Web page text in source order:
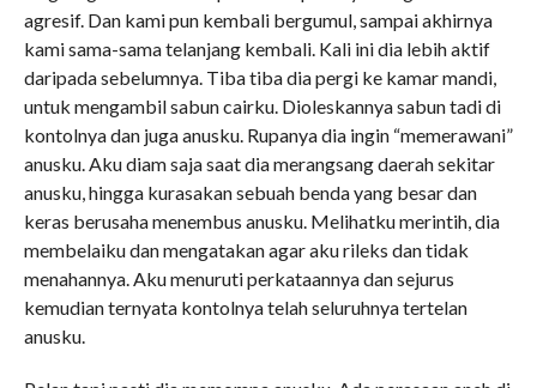
agresif. Dan kami pun kembali bergumul, sampai akhirnya
kami sama-sama telanjang kembali. Kali ini dia lebih aktif
daripada sebelumnya. Tiba tiba dia pergi ke kamar mandi,
untuk mengambil sabun cairku. Dioleskannya sabun tadi di
kontolnya dan juga anusku. Rupanya dia ingin “memerawani”
anusku. Aku diam saja saat dia merangsang daerah sekitar
anusku, hingga kurasakan sebuah benda yang besar dan
keras berusaha menembus anusku. Melihatku merintih, dia
membelaiku dan mengatakan agar aku rileks dan tidak
menahannya. Aku menuruti perkataannya dan sejurus
kemudian ternyata kontolnya telah seluruhnya tertelan
anusku.